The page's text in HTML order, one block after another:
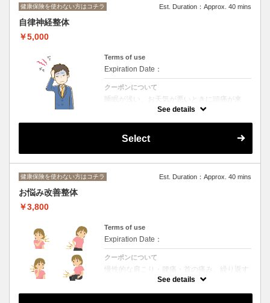
以上空いた場合は、再度ご相談ください。
術では対応が難しい全身調整を行い、回復力
ます。
初めて自費に切り替える方でも安心して継続
いただけるよう、料金を抑えてご提供してい
ます。
健康保険を使わない方はコチラ Est. Duration：Approx. 40 mins
自律神経整体
￥5,000
Terms of use
Expiration Date：
クーポンについて
睡眠が浅い、お天気が悪いときに頭痛が来
る、首が常に張っているなど自律神経が関係
して起こる症状が多くあります。
特殊な電気で全身通電を行いながら、頭蓋骨
いきます。
See details
Select
健康保険を使わない方はコチラ Est. Duration：Approx. 40 mins
お悩み改善整体
￥3,800
Terms of use
Expiration Date：
クーポンについて
慢性的な肩こり・腰痛・首の痛み、繰り返す
不調など、健康保険の対象外となる症状に対
筋肉や関節のバランスを整え、姿勢や体の使
See details